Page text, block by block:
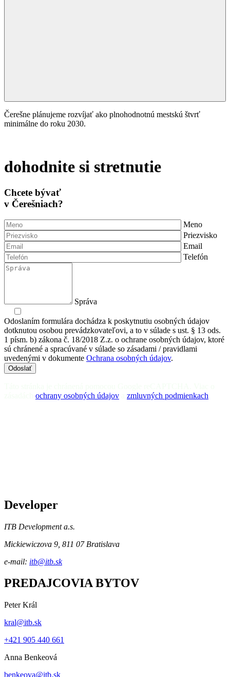
Čerešne plánujeme rozvíjať ako plnohodnotnú mestskú štvrť
minimálne do roku 2030.
dohodnite si stretnutie
Chcete bývať
v Čerešniach?
Meno
Priezvisko
Email
Telefón
Správa
Odoslaním formulára dochádza k poskytnutiu osobných údajov
dotknutou osobou prevádzkovateľovi, a to v súlade s ust. § 13 ods.
1 písm. b) zákona č. 18/2018 Z.z. o ochrane osobných údajov, ktoré
sú chránené a spracúvané v súlade so zásadami / pravidlami
uvedenými v dokumente Ochrana osobných údajov.
Odoslať
ochrany osobných údajov zmluvných podmienkach
Developer
ITB Development a.s.
Mickiewiczova 9, 811 07 Bratislava
e-mail: itb@itb.sk
PREDAJCOVIA BYTOV
Peter Král
kral@itb.sk
+421 905 440 661
Anna Benkeová
benkeova@itb.sk